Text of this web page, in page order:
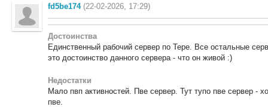
fd5be174 (22-02-2026, 17:29)
Достоинства
Единственный рабочий сервер по Тере. Все остальные
это достоинство данного сервера - что он живой :)
Недостатки
Мало пвп активностей. Пве сервер. Тут тупо пве сервер -
пве.